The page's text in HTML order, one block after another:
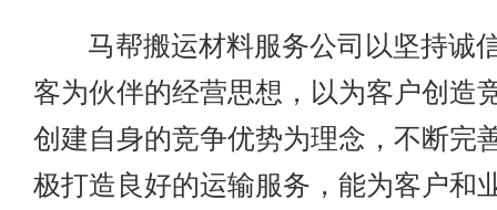
马帮搬运材料服务公司以坚持诚
客为伙伴的经营思想，以为客户创造
创建自身的竞争优势为理念，不断完
极打造良好的运输服务，能为客户和